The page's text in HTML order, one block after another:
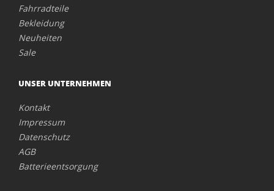
Fahrradteile
Bekleidung
Neuheiten
Sale
UNSER UNTERNEHMEN
Kontakt
Impressum
Datenschutz
AGB
Batterieentsorgung